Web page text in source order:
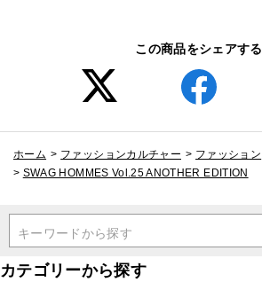
この商品をシェアする
ホーム > ファッションカルチャー > ファッション
> SWAG HOMMES Vol.25 ANOTHER EDITION
キーワードから探す